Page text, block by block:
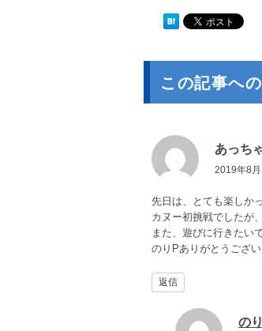
この記事へ
あっち
2019年8
先日は、とても楽しか
カヌー初挑戦でしたが
また、遊びに行きたいで
のりPありがとうござい
返信
の